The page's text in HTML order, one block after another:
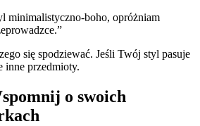
minimalistyczno-boho, opróżniam
się spodziewać. Jeśli Twój styl pasuje
inne przedmioty.
o swoich